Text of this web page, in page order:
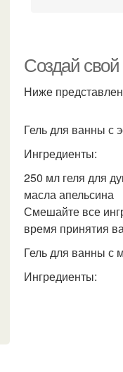
Создай свой
Ниже
Гель для ванны
Ингредиенты:
250 мл геля для
масла апельсина
Смешайте все
время принятия
Гель для ванны с
Ингредиенты: